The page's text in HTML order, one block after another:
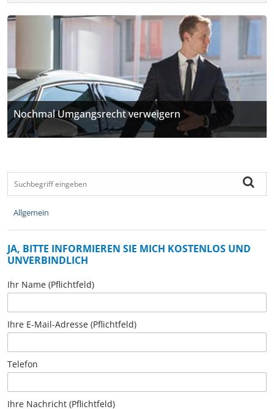
Nochmal Umgangsrecht verweigern
Allgemein
JA, BITTE INFORMIEREN SIE MICH KOSTENLOS UND
UNVERBINDLICH
Ihr Name (Pflichtfeld)
Ihre E-Mail-Adresse (Pflichtfeld)
Telefon
Ihre Nachricht (Pflichtfeld)